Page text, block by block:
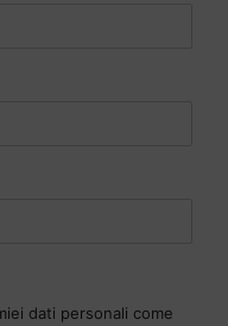
dati personali come